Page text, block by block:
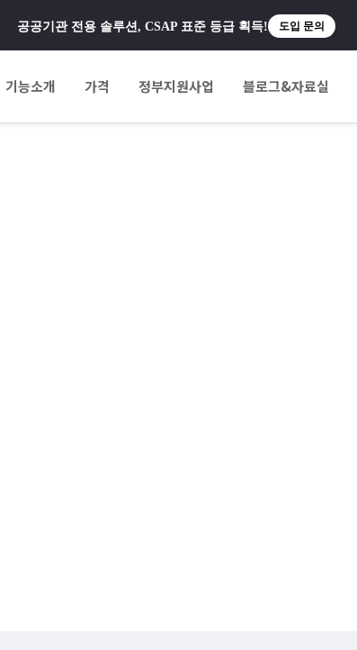
공공기관 전용 솔루션, CSAP 표준 등급 획득! 도입 문의
기능소개 가격 정부지원사업 블로그&자료실